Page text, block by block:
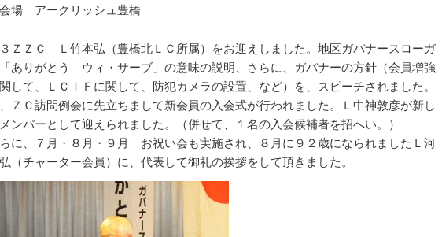
場 アークリッシュ豊橋
ＺＺＣ Ｌ竹本弘（豊橋北ＬＣ所属）をお迎えしました。地区ガバナースローガ
ありがとう ウィ・サーブ」の意味の説明、さらに、ガバナーの方針（会員増強
して、ＬＣＩＦに関して、防犯カメラの設置、など）を、スピーチされました。
ＺＣ訪問例会に先立ちまして新会員の入会式が行われました。Ｌ中神敦彦が新し
ンバーとして迎えられました。（併せて、１名の入会候補者を招へい。）
に、７月・８月・９月 お祝い会も実施され、８月に９２歳になられましたＬ河
（チャーター会員）に、代表して御礼の挨拶をして頂きました。